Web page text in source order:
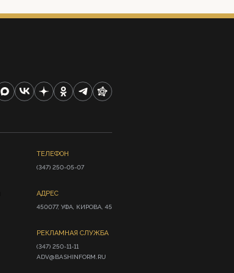
ТЕЛЕФОН
(347) 250-05-07
АДРЕС
450077, УФА, КИРОВА, 45
РЕКЛАМНАЯ СЛУЖБА
(347) 250-11-11
ADV@BASHINFORM.RU